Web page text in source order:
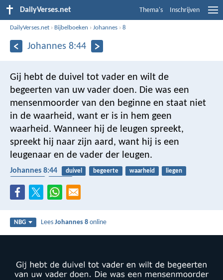
DailyVerses.net Thema's Inschrijven
DailyVerses.net › Bijbelboeken ›Johannes ›8
Johannes 8:44
Gij hebt de duivel tot vader en wilt de
begeerten van uw vader doen. Die was een
mensenmoorder van den beginne en staat niet
in de waarheid, want er is in hem geen
waarheid. Wanneer hij de leugen spreekt,
spreekt hij naar zijn aard, want hij is een
leugenaar en de vader der leugen.
Johannes 8:44 duivel begeerte waarheid
liegen
NBG LeesJohannes 8 online